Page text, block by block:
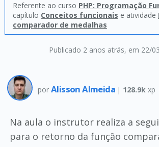
Publicado 2 anos atrás, em 22/
Referente ao curso PHP: Programação
capítulo Conceitos funcionais e atividade
comparador de medalhas
por Alisson Almeida | 128.9k xp
Na aula o instrutor realiza a
para o retorno da função